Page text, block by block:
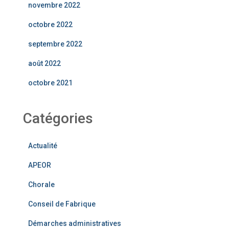
novembre 2022
octobre 2022
septembre 2022
août 2022
octobre 2021
Catégories
Actualité
APEOR
Chorale
Conseil de Fabrique
Démarches administratives